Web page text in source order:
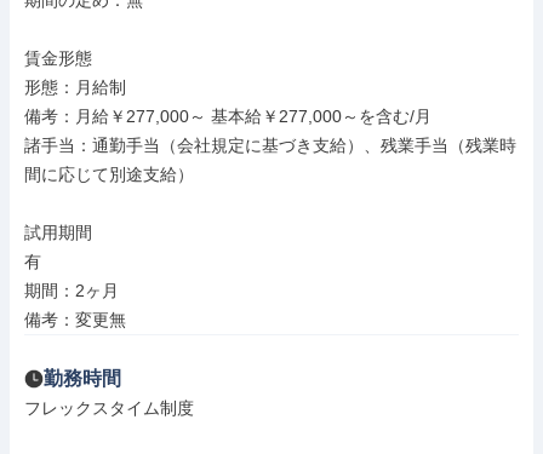
賃金形態
形態：月給制
備考：月給￥277,000～ 基本給￥277,000～を含む/月
諸手当：通勤手当（会社規定に基づき支給）、残業手当（残業時
間に応じて別途支給）
試用期間
有
期間：2ヶ月
備考：変更無
勤務時間
フレックスタイム制度